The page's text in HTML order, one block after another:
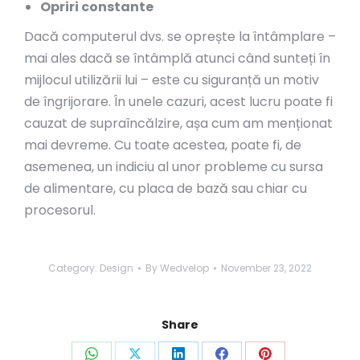
Opriri constante
Dacă computerul dvs. se oprește la întâmplare –
mai ales dacă se întâmplă atunci când sunteți în
mijlocul utilizării lui – este cu siguranță un motiv
de îngrijorare. În unele cazuri, acest lucru poate fi
cauzat de supraîncălzire, așa cum am menționat
mai devreme. Cu toate acestea, poate fi, de
asemenea, un indiciu al unor probleme cu sursa
de alimentare, cu placa de bază sau chiar cu
procesorul.
Category: Design ByWedvelop November 23, 2022
Share